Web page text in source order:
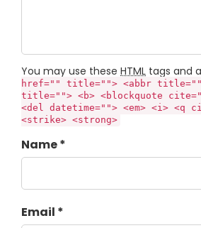
You may use these HTML tags and
href="" title=""> <abbr title="">
title=""> <b> <blockquote
<del datetime=""> <em> <i> <q
<strike> <strong>
Name *
Email *